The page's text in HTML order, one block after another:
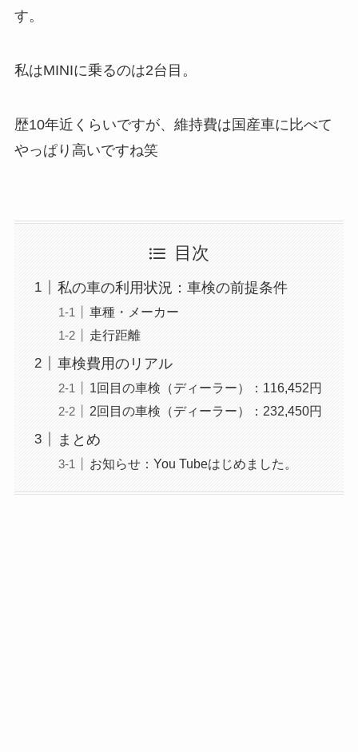
す。
私はMINIに乗るのは2台目。
歴10年近くらいですが、維持費は国産車に比べて
やっぱり高いですね笑
目次
私の車の利用状況：車検の前提条件
車種・メーカー
走行距離
車検費用のリアル
1回目の車検（ディーラー）：116,452円
2回目の車検（ディーラー）：232,450円
まとめ
お知らせ：You Tubeはじめました。